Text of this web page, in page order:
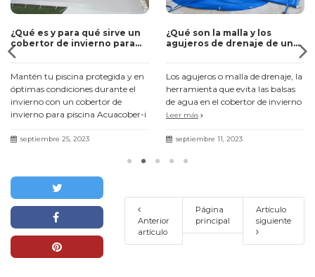
¿Qué es y para qué sirve un
cobertor de invierno para
piscina?
Mantén tu piscina protegida y en
óptimas condiciones durante el
invierno con un cobertor de
invierno para piscina Acuacober-i
septiembre 25, 2023
¿Qué son la malla y los
agujeros de drenaje de un
piscina?
Los agujeros o malla de drenaje, la
herramienta que evita las balsas
de agua en el cobertor de invierno
Leer más
septiembre 11, 2023
Anterior
artículo
Página
principal
Artículo
siguiente